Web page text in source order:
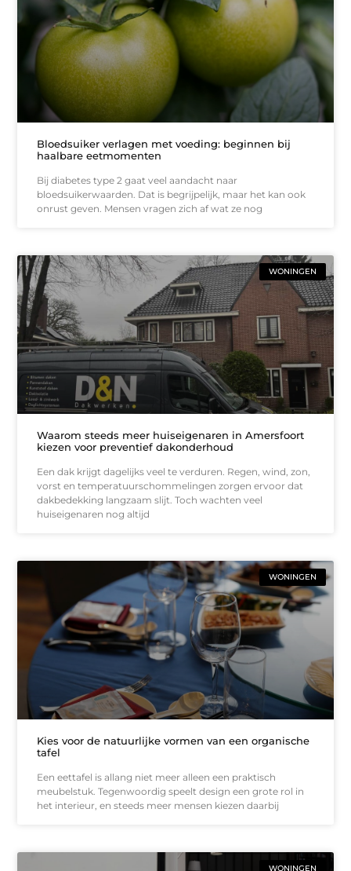
Bloedsuiker verlagen met voeding: beginnen bij
haalbare eetmomenten
Bij diabetes type 2 gaat veel aandacht naar
bloedsuikerwaarden. Dat is begrijpelijk, maar het kan ook
onrust geven. Mensen vragen zich af wat ze nog
WONINGEN
Waarom steeds meer huiseigenaren in Amersfoort
kiezen voor preventief dakonderhoud
Een dak krijgt dagelijks veel te verduren. Regen, wind, zon,
vorst en temperatuurschommelingen zorgen ervoor dat
dakbedekking langzaam slijt. Toch wachten veel
huiseigenaren nog altijd
WONINGEN
Kies voor de natuurlijke vormen van een organische
tafel
Een eettafel is allang niet meer alleen een praktisch
meubelstuk. Tegenwoordig speelt design een grote rol in
het interieur, en steeds meer mensen kiezen daarbij
WONINGEN